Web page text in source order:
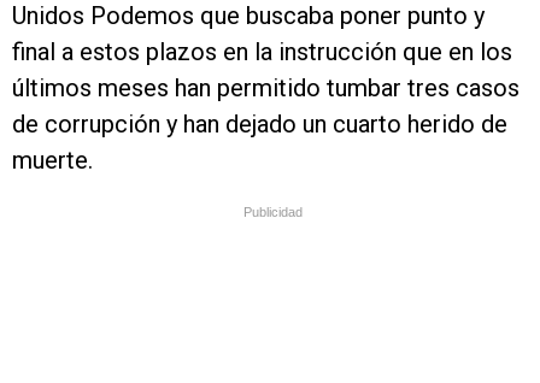
Unidos Podemos que buscaba poner punto y
final a estos plazos en la instrucción que en los
últimos meses han permitido tumbar tres casos
de corrupción y han dejado un cuarto herido de
muerte.
Publicidad